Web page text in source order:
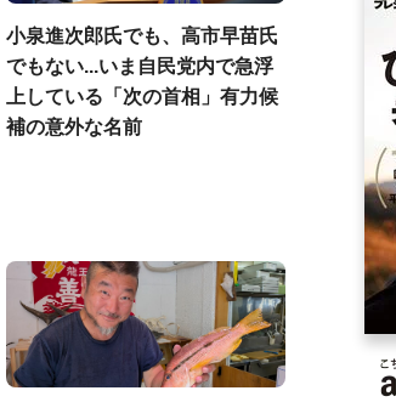
小泉進次郎氏でも、高市早苗氏
でもない...いま自民党内で急浮
上している「次の首相」有力候
補の意外な名前